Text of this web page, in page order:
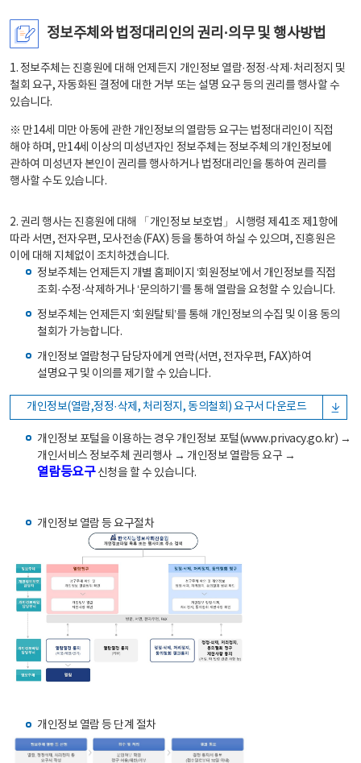
정보주체와 법정대리인의 권리·의무 및 행사방법
1. 정보주체는 진흥원에 대해 언제든지 개인정보 열람·정정·삭제·처리정지 및
철회 요구, 자동화된 결정에 대한 거부 또는 설명 요구 등의 권리를 행사할 수
있습니다.
※ 만14세 미만 아동에 관한 개인정보의 열람등 요구는 법정대리인이 직접
해야 하며, 만14세 이상의 미성년자인 정보주체는 정보주체의 개인정보에
관하여 미성년자 본인이 권리를 행사하거나 법정대리인을 통하여 권리를
행사할 수도 있습니다.
2. 권리 행사는 진흥원에 대해 「개인정보 보호법」 시행령 제41조 제1항에
따라 서면, 전자우편, 모사전송(FAX) 등을 통하여 하실 수 있으며, 진흥원은
이에 대해 지체없이 조치하겠습니다.
정보주체는 언제든지 개별 홈페이지 ‘회원정보’에서 개인정보를 직접
조회·수정·삭제하거나 ‘문의하기’를 통해 열람을 요청할 수 있습니다.
정보주체는 언제든지 ‘회원탈퇴’를 통해 개인정보의 수집 및 이용 동의
철회가 가능합니다.
개인정보 열람청구 담당자에게 연락(서면, 전자우편, FAX)하여
설명요구 및 이의를 제기할 수 있습니다.
개인정보(열람,정정·삭제, 처리정지, 동의철회) 요구서 다운로드
개인정보 포털을 이용하는 경우 개인정보 포털(www.privacy.go.kr) →
개인서비스 정보주체 권리행사 → 개인정보 열람등 요구 →
열람등요구신청을 할 수 있습니다.
개인정보 열람 등 요구절차
개인정보 열람 등 단계 절차